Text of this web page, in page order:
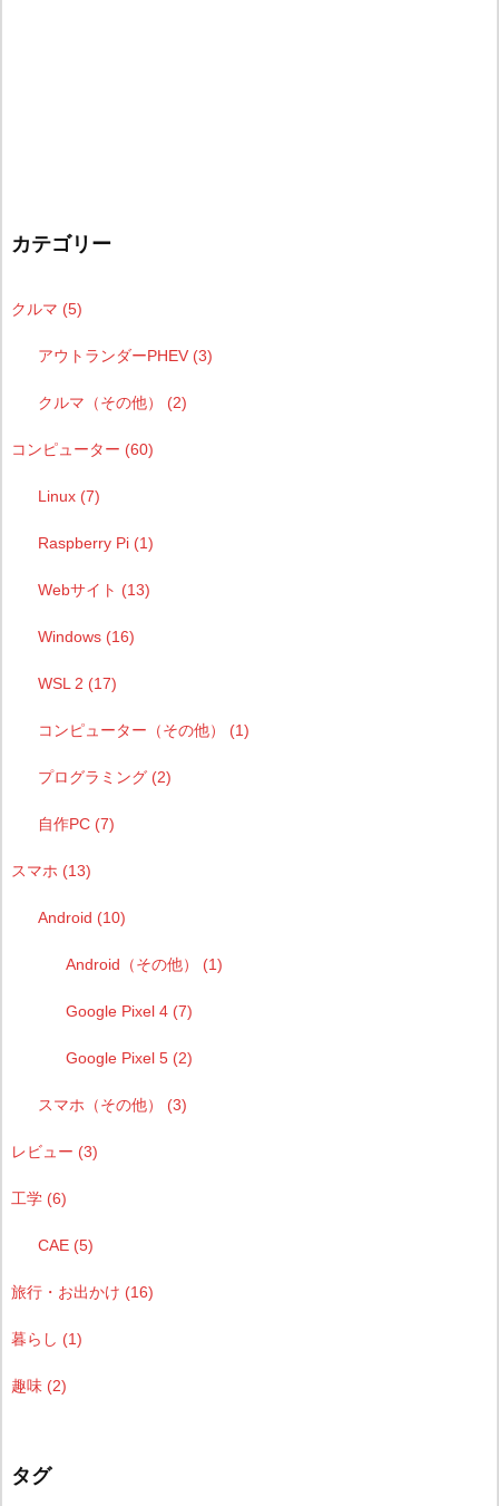
カテゴリー
クルマ (5)
アウトランダーPHEV (3)
クルマ（その他） (2)
コンピューター (60)
Linux (7)
Raspberry Pi (1)
Webサイト (13)
Windows (16)
WSL 2 (17)
コンピューター（その他） (1)
プログラミング (2)
自作PC (7)
スマホ (13)
Android (10)
Android（その他） (1)
Google Pixel 4 (7)
Google Pixel 5 (2)
スマホ（その他） (3)
レビュー (3)
工学 (6)
CAE (5)
旅行・お出かけ (16)
暮らし (1)
趣味 (2)
タグ